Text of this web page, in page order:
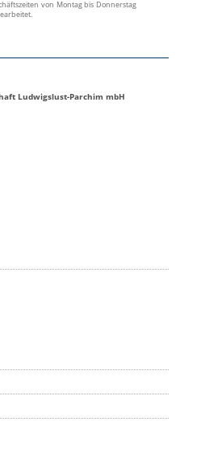
von Montag bis Donnerstag
Ludwigslust-Parchim mbH